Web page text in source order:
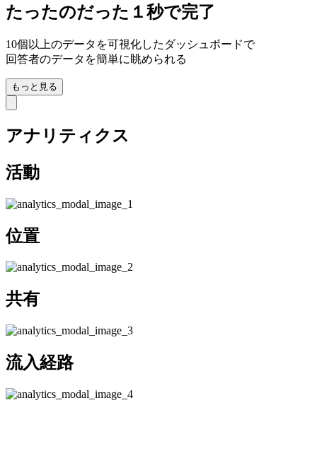
たったのだった１秒で完了
10個以上のデータを可視化したダッシュボードで
回答者のデータを簡単に眺められる
もっと見る
アナリティクス
活動
位置
共有
流入経路